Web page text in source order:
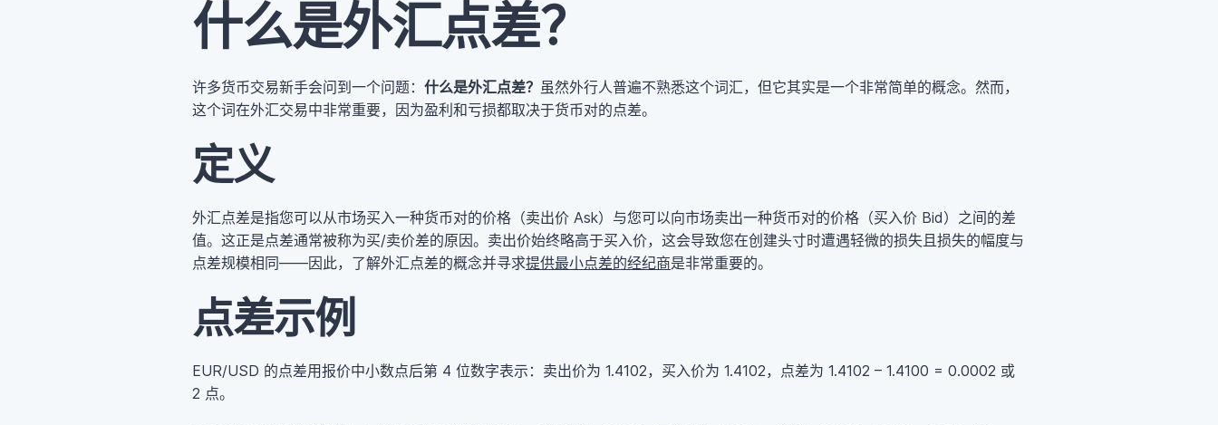
什么是外汇点差？
许多货币交易新手会问到一个问题： 什么是外汇点差？ 虽然外行人普遍不熟悉这个词汇，但它其实是一个非常简单的概念。然而，
这个词在外汇交易中非常重要，因为盈利和亏损都取决于货币对的点差。
定义
外汇点差是指您可以从市场买入一种货币对的价格（卖出价 Ask）与您可以向市场卖出一种货币对的价格（买入价 Bid）之间的差
值。这正是点差通常被称为买/卖价差的原因。卖出价始终略高于买入价，这会导致您在创建头寸时遭遇轻微的损失且损失的幅度与
点差规模相同——因此，了解外汇点差的概念并寻求提供最小点差的经纪商是非常重要的。
点差示例
EUR/USD 的点差用报价中小数点后第 4 位数字表示：卖出价为 1.4102，买入价为 1.4102，点差为 1.4102 – 1.4100 = 0.0002 或
2 点。